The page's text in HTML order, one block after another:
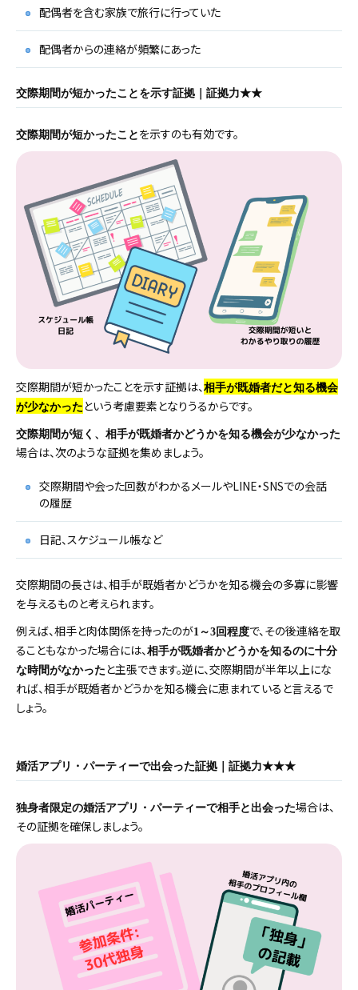
配偶者を含む家族で旅行に行っていた
配偶者からの連絡が頻繁にあった
交際期間が短かったことを示す証拠｜証拠力★★
交際期間が短かったこと を示すのも有効です。
交際期間が短かったことを示す証拠は、相手が既婚者だと知る機会
が少なかった という考慮要素となりうるからです。
交際期間が短く、相手が既婚者かどうかを知る機会が少なかった
場合は、次のような証拠を集めましょう。
交際期間や会った回数がわかるメールやLINE・SNSでの会話
の履歴
日記、スケジュール帳など
交際期間の長さは、相手が既婚者かどうかを知る機会の多寡に影響
を与えるものと考えられます。
例えば、相手と肉体関係を持ったのが1～3回程度で、その後連絡を取
ることもなかった場合には、相手が既婚者かどうかを知るのに十分
な時間がなかった と主張できます。逆に、交際期間が半年以上にな
れば、相手が既婚者かどうかを知る機会に恵まれていると言えるで
しょう。
婚活アプリ・パーティーで出会った証拠｜証拠力★★★
独身者限定の婚活アプリ・パーティーで相手と出会った場合は、
その証拠を確保しましょう。